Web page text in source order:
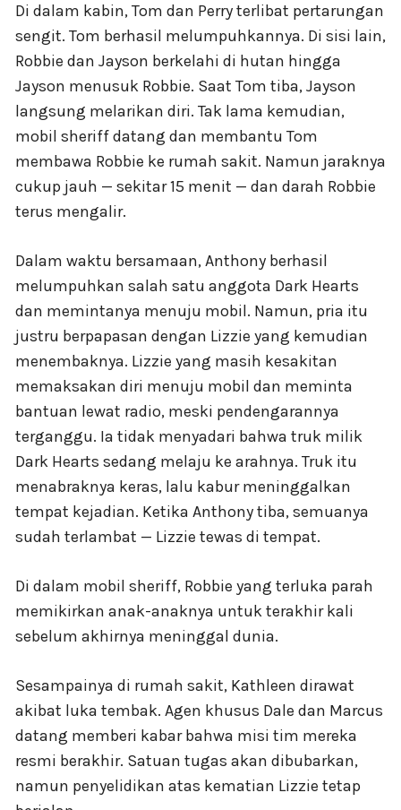
Di dalam kabin, Tom dan Perry terlibat pertarungan
sengit. Tom berhasil melumpuhkannya. Di sisi lain,
Robbie dan Jayson berkelahi di hutan hingga
Jayson menusuk Robbie. Saat Tom tiba, Jayson
langsung melarikan diri. Tak lama kemudian,
mobil sheriff datang dan membantu Tom
membawa Robbie ke rumah sakit. Namun jaraknya
cukup jauh — sekitar 15 menit — dan darah Robbie
terus mengalir.
Dalam waktu bersamaan, Anthony berhasil
melumpuhkan salah satu anggota Dark Hearts
dan memintanya menuju mobil. Namun, pria itu
justru berpapasan dengan Lizzie yang kemudian
menembaknya. Lizzie yang masih kesakitan
memaksakan diri menuju mobil dan meminta
bantuan lewat radio, meski pendengarannya
terganggu. Ia tidak menyadari bahwa truk milik
Dark Hearts sedang melaju ke arahnya. Truk itu
menabraknya keras, lalu kabur meninggalkan
tempat kejadian. Ketika Anthony tiba, semuanya
sudah terlambat — Lizzie tewas di tempat.
Di dalam mobil sheriff, Robbie yang terluka parah
memikirkan anak-anaknya untuk terakhir kali
sebelum akhirnya meninggal dunia.
Sesampainya di rumah sakit, Kathleen dirawat
akibat luka tembak. Agen khusus Dale dan Marcus
datang memberi kabar bahwa misi tim mereka
resmi berakhir. Satuan tugas akan dibubarkan,
namun penyelidikan atas kematian Lizzie tetap